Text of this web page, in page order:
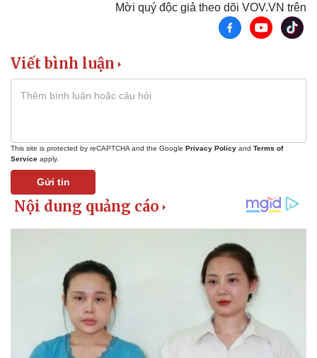
Khởi nghiệp
Thị trường
Mời quý độc giả theo dõi VOV.VN trên
Viết bình luận
This site is protected by reCAPTCHA and the Google Privacy Policy and Terms of
Service apply.
Gửi tin